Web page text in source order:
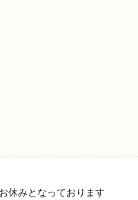
休みとなっております